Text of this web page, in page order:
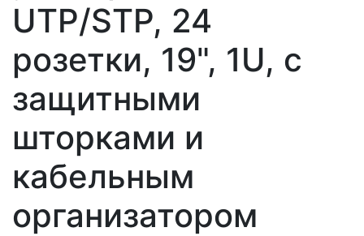
UTP/STP, 24
розетки, 19", 1U, с
защитными
шторками и
кабельным
организатором